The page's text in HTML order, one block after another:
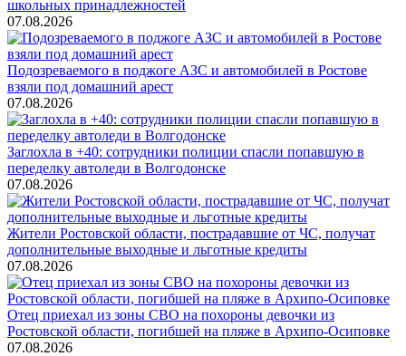
школьных принадлежностей
07.08.2026
Подозреваемого в поджоге АЗС и автомобилей в Ростове
взяли под домашний арест
07.08.2026
Заглохла в +40: сотрудники полиции спасли попавшую в
переделку автоледи в Волгодонске
07.08.2026
Жители Ростовской области, пострадавшие от ЧС, получат
дополнительные выходные и льготные кредиты
07.08.2026
Отец приехал из зоны СВО на похороны девочки из
Ростовской области, погибшей на пляже в Архипо-Осиповке
07.08.2026